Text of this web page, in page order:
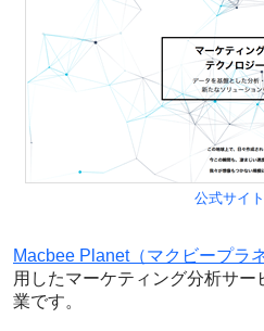
公式サイ
Macbee Planet（マクビープラ
用したマーケティング分析サ
業です。